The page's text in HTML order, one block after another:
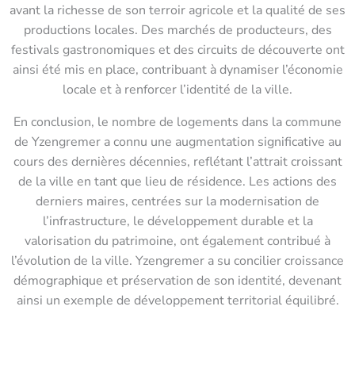
avant la richesse de son terroir agricole et la qualité de ses
productions locales. Des marchés de producteurs, des
festivals gastronomiques et des circuits de découverte ont
ainsi été mis en place, contribuant à dynamiser l’économie
locale et à renforcer l’identité de la ville.
En conclusion, le nombre de logements dans la commune
de Yzengremer a connu une augmentation significative au
cours des dernières décennies, reflétant l’attrait croissant
de la ville en tant que lieu de résidence. Les actions des
derniers maires, centrées sur la modernisation de
l’infrastructure, le développement durable et la
valorisation du patrimoine, ont également contribué à
l’évolution de la ville. Yzengremer a su concilier croissance
démographique et préservation de son identité, devenant
ainsi un exemple de développement territorial équilibré.